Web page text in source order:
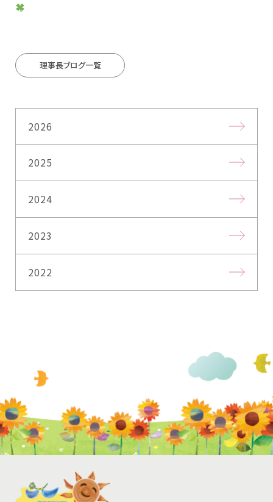
理事長ブログ一覧
2026
2025
2024
2023
2022